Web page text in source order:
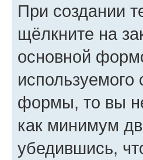
При создании
щёлкните на
основной
используемого
формы, то вы
как минимум
убедившись,